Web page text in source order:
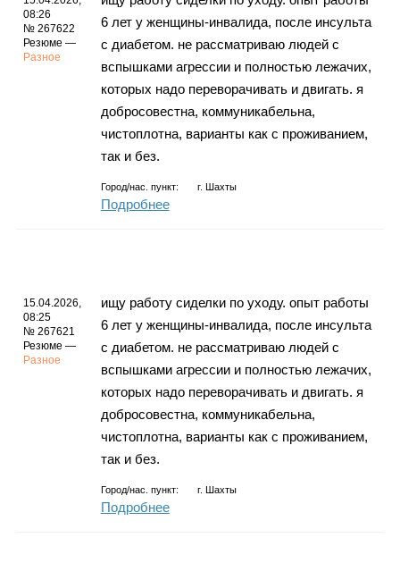
08:26
№ 267622
Резюме —
Разное
6 лет у женщины-инвалида, после инсульта
с диабетом. не рассматриваю людей с
вспышками агрессии и полностью лежачих,
которых надо переворачивать и двигать. я
добросовестна, коммуникабельна,
чистоплотна, варианты как с проживанием,
так и без.
Город/нас. пункт: г. Шахты
Подробнее
15.04.2026,
08:25
№ 267621
Резюме —
Разное
ищу работу сиделки по уходу. опыт работы
6 лет у женщины-инвалида, после инсульта
с диабетом. не рассматриваю людей с
вспышками агрессии и полностью лежачих,
которых надо переворачивать и двигать. я
добросовестна, коммуникабельна,
чистоплотна, варианты как с проживанием,
так и без.
Город/нас. пункт: г. Шахты
Подробнее